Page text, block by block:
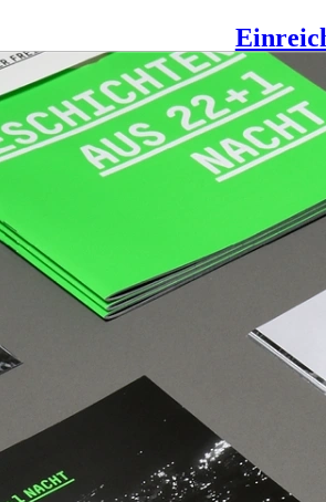
von dem man viel hört, aber
das subversive Potential von Kunst
aus einem Magazin, Plakaten und